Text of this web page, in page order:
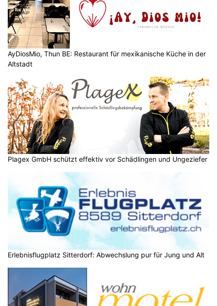
AyDiosMio, Thun BE: Restaurant für mexikanische Küche in der
Altstadt
Plagex GmbH schützt effektiv vor Schädlingen und Ungeziefer
Erlebnisflugplatz Sitterdorf: Abwechslung pur für Jung und Alt